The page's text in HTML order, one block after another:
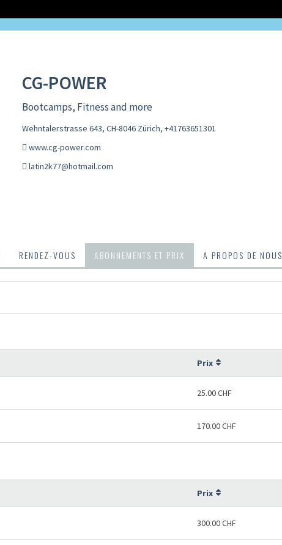
CG-POWER
Bootcamps, Fitness and more
Wehntalerstrasse 643, CH-8046 Zürich, +41763651301
www.cg-power.com
latin2k77@hotmail.com
RENDEZ-VOUS ABONNEMENTS ET PRIX A PROPOS DE NOUS
Prix
25.00 CHF
170.00 CHF
Prix
300.00 CHF